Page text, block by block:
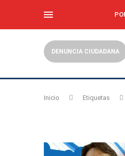
DENUNCIA CIUDADANA
Inicio Etiquetas